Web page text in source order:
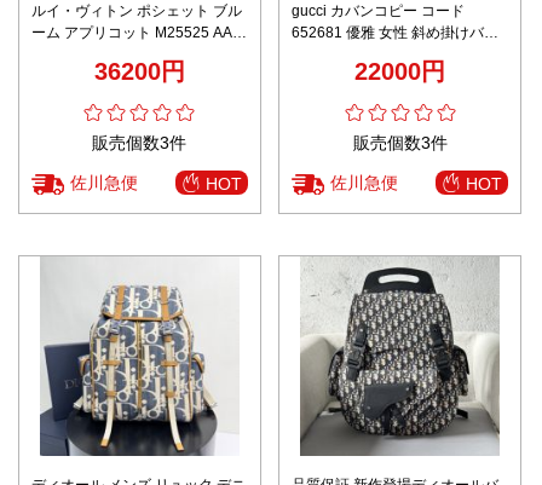
ルイ・ヴィトン ポシェット ブル
ーム アプリコット M25525 AAA
丁寧な縫製 リピーター多数 秘密
36200円
販売個数3件
佐川急便 HOT
gucci カバンコピー コード
652681 優雅 女性 斜め掛けバッ
22000円
販売個数3件
佐川急便 HOT